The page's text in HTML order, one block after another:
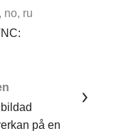
no, ru
på en